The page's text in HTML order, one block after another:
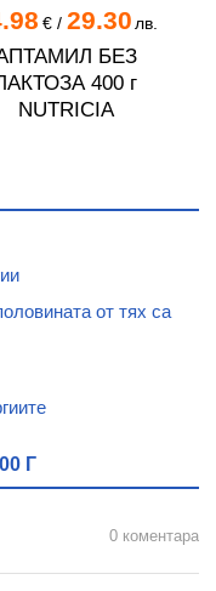
€/ 29.30 лв.
БЕЗ
400 г
NUTRICIA
от тях са
Г
0 коментара